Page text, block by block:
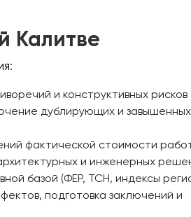
Калитве
и конструктивных рисков
дублирующих и завышенных
фактической стоимости
и инженерных
базой (ФЕР, ТСН, индексы
подготовка заключений и